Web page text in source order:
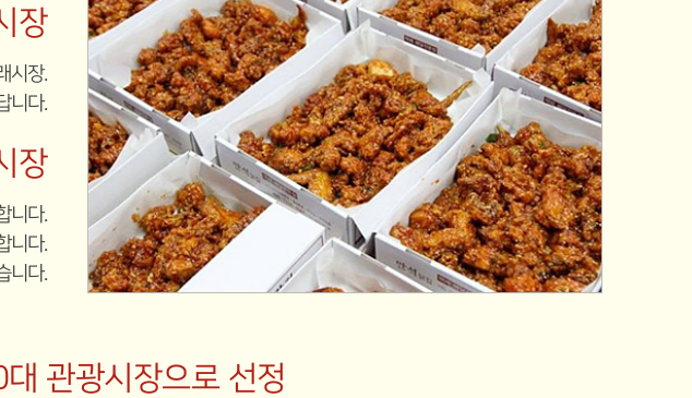
장
시장.
니다.
장
니다.
니다.
니다.
관광시장으로 선정